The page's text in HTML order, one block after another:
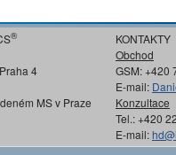
®
4
MS v Praze
KONTAKTY
Obchod
GSM: +420
E-mail:
Konzultace
Tel.: +420
E-mail: